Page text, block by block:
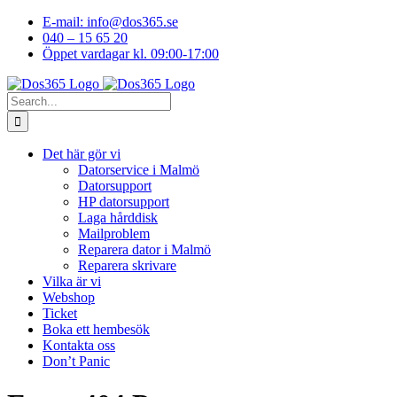
Skip
content
E-mail: info@dos365.se
040 – 15 65 20
Öppet vardagar kl. 09:00-17:00
Facebook
YouTube
LinkedIn
Instagram
Search
for:
Det här gör vi
Datorservice i Malmö
Datorsupport
HP datorsupport
Laga hårddisk
Mailproblem
Reparera dator i Malmö
Reparera skrivare
Vilka är vi
Webshop
Ticket
Boka ett hembesök
Kontakta oss
Don’t Panic